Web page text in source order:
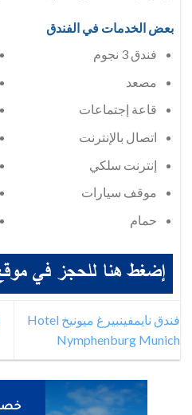
بعض الخدمات في الفندق
فندق 3 نجوم
مصعد
قاعة إجتماعات
اتصال بالإنترنت
إنترنت سلكي
موقف سيارات
حمام
فندق نايمفينبيرغ ميونيخ Hotel
Nymphenburg Munich